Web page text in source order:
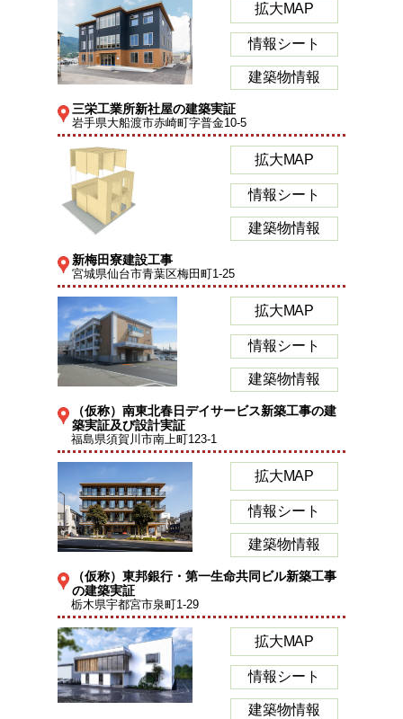
拡大MAP
情報シート
建築物情報
三栄工業所新社屋の建築実証
岩手県大船渡市赤崎町字普金10-5
拡大MAP
情報シート
建築物情報
新梅田寮建設工事
宮城県仙台市青葉区梅田町1-25
拡大MAP
情報シート
建築物情報
（仮称）南東北春日デイサービス新築工事の建
築実証及び設計実証
福島県須賀川市南上町123-1
拡大MAP
情報シート
建築物情報
（仮称）東邦銀行・第一生命共同ビル新築工事
の建築実証
栃木県宇都宮市泉町1-29
拡大MAP
情報シート
建築物情報